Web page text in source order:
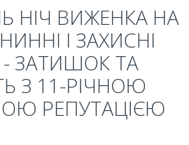
НІЧ ВИЖЕНКА НА
І ЗАХИСНІ
ЗАТИШОК ТА
З 11-РІЧНОЮ
РЕПУТАЦІЄЮ